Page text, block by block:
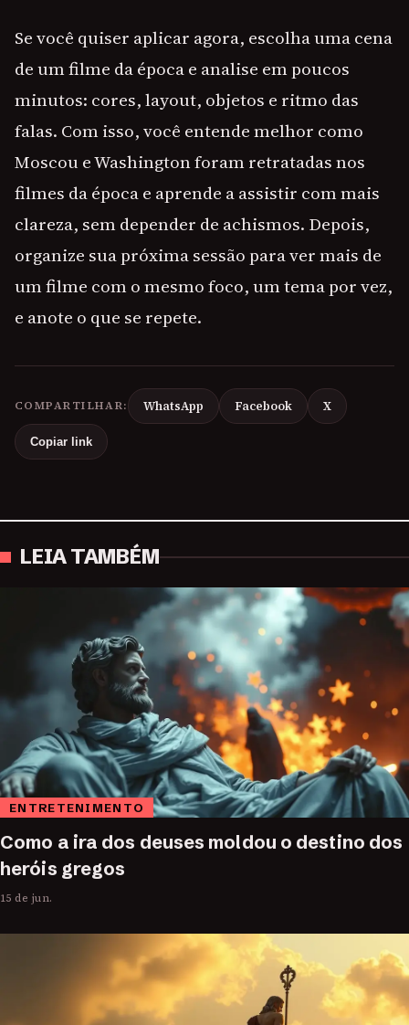
Se você quiser aplicar agora, escolha uma cena
de um filme da época e analise em poucos
minutos: cores, layout, objetos e ritmo das
falas. Com isso, você entende melhor como
Moscou e Washington foram retratadas nos
filmes da época e aprende a assistir com mais
clareza, sem depender de achismos. Depois,
organize sua próxima sessão para ver mais de
um filme com o mesmo foco, um tema por vez,
e anote o que se repete.
COMPARTILHAR: WhatsApp Facebook X
Copiar link
LEIA TAMBÉM
ENTRETENIMENTO
Como a ira dos deuses moldou o destino dos
heróis gregos
15 de jun.